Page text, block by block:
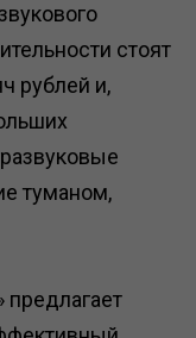
стоят
рублей и,
туманом,
предлагает